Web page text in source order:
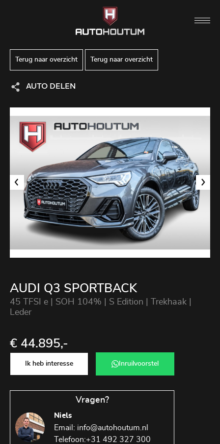
Terug naar overzicht Terug naar overzicht
AUTO DELEN
AUDI Q3 SPORTBACK
45 TFSI e | SOH 104% | S Edition | Trekhaak |
Leder
€ 44.895,-
Ik heb interesse Inruilvoorstel
Vragen?
Niels
Email: info@autohoutum.nl
Telefoon:+31 492 327 300